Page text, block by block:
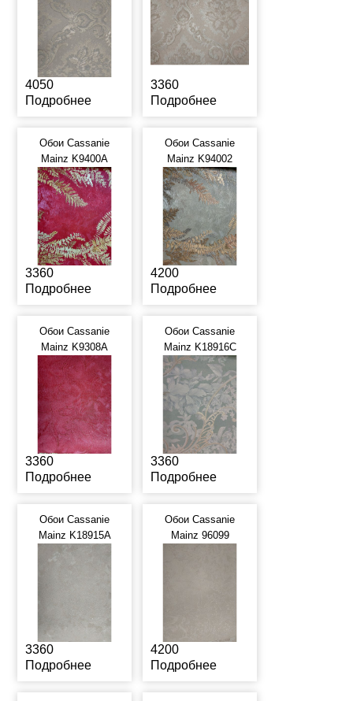
4050
Подробнее
3360
Подробнее
Обои Cassanie
Mainz K9400A
3360
Подробнее
Обои Cassanie
Mainz K94002
4200
Подробнее
Обои Cassanie
Mainz K9308A
3360
Подробнее
Обои Cassanie
Mainz K18916C
3360
Подробнее
Обои Cassanie
Mainz K18915A
3360
Подробнее
Обои Cassanie
Mainz 96099
4200
Подробнее